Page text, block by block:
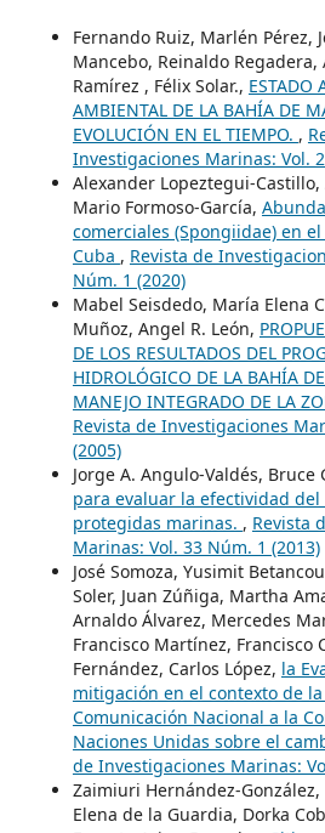
Fernando Ruiz, Marlén Pérez,
Mancebo, Reinaldo
Ramírez , Félix Solar., ESTADO
AMBIENTAL DE LA BAHÍA DE
EVOLUCIÓN EN EL TIEMPO. ,
Investigaciones Marinas: Vol.
Alexander Lopeztegui-Castillo,
Mario Formoso-García,
comerciales (Spongiidae) en
Cuba , Revista de
Núm. 1 (2020)
Mabel Seisdedo, María Elena
Muñoz, Angel R. León,
DE LOS RESULTADOS DEL
HIDROLÓGICO DE LA BAHÍA
MANEJO INTEGRADO DE LA
Revista de Investigaciones
(2005)
Jorge A. Angulo-Valdés, Bruce
para evaluar la efectividad del
protegidas marinas. , Revista
Marinas: Vol. 33 Núm. 1 (2013)
José Somoza, Yusimit
Soler, Juan Zúñiga, Martha
Arnaldo Álvarez, Mercedes
Francisco Martínez, Francisco
Fernández, Carlos López, la
mitigación en el contexto de
Comunicación Nacional a la
Naciones Unidas sobre el
de Investigaciones Marinas:
Zaimiuri Hernández-González,
Elena de la Guardia, Dorka